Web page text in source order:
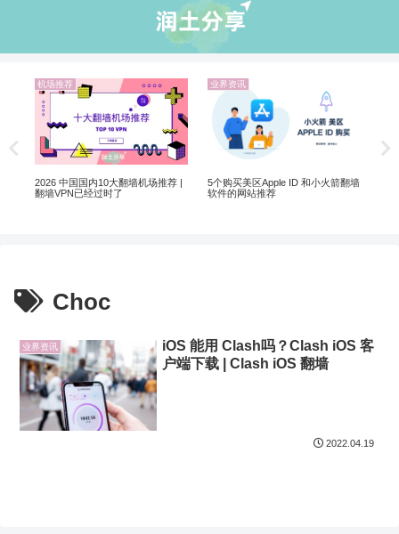
机场推荐
2026 中国国内10大翻墙机场推荐 |
翻墙VPN已经过时了
业界资讯
5个购买美区Apple ID 和小火箭翻墙
软件的网站推荐
Choc
业界资讯
iOS 能用 Clash吗？Clash iOS 客
户端下载 | Clash iOS 翻墙
2022.04.19